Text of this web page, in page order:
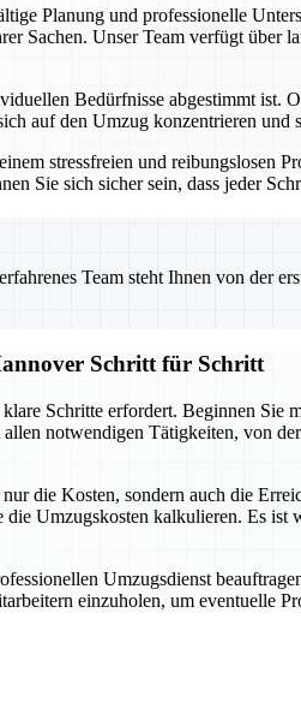
Planung und professionelle
Sachen. Unser Team verfügt
Bedürfnisse abgestimmt
auf den Umzug konzentrieren
stressfreien und reibungslosen
Sie sich sicher sein, dass jeder
Team steht Ihnen von der
Schritt für Schritt
Schritte erfordert. Beginnen
notwendigen Tätigkeiten, von
die Kosten, sondern auch die
Umzugskosten kalkulieren. Es
Umzugsdienst
einzuholen, um eventuelle